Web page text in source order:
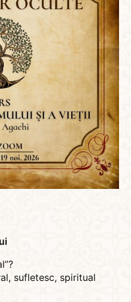
sufletesc, spiritual